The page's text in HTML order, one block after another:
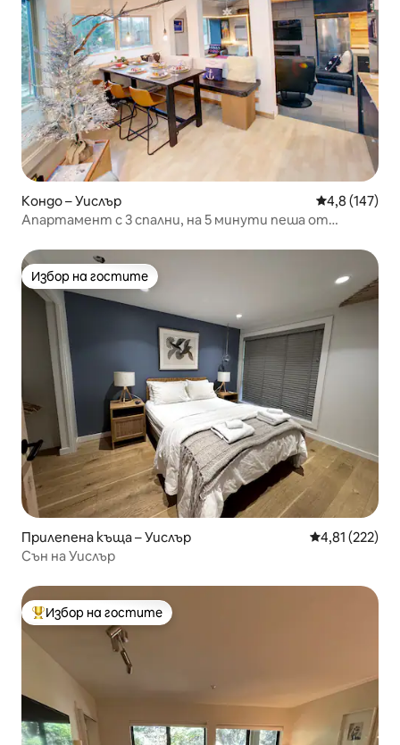
Кондо – Уислър Средна
4,8 (147)
Апартамент с 3 спални, на 5 минути пеша от
Избор на гостите
Избор на гостите
Прилепена къща – Уислър Средна
4,81 (222)
Сън на Уислър
Най-популярен избор на гостите
Избор на гостите